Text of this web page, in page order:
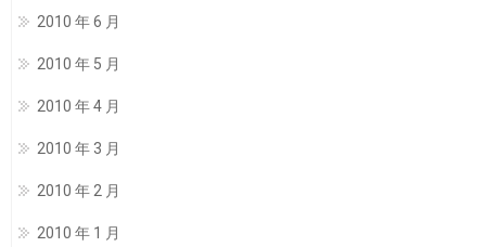
2010 年 6 月
2010 年 5 月
2010 年 4 月
2010 年 3 月
2010 年 2 月
2010 年 1 月